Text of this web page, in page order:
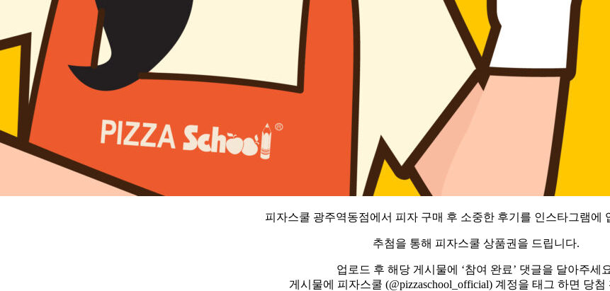
피자스쿨 광주역동점에서 피자 구매 후 소중한 후기를 인스타그램에
추첨을 통해 피자스쿨 상품권을 드립니다.
업로드 후 해당 게시물에 ‘참여 완료’ 댓글을 달아주세
게시물에 피자스쿨 (@pizzaschool_official) 계정을 태그 하면 당첨